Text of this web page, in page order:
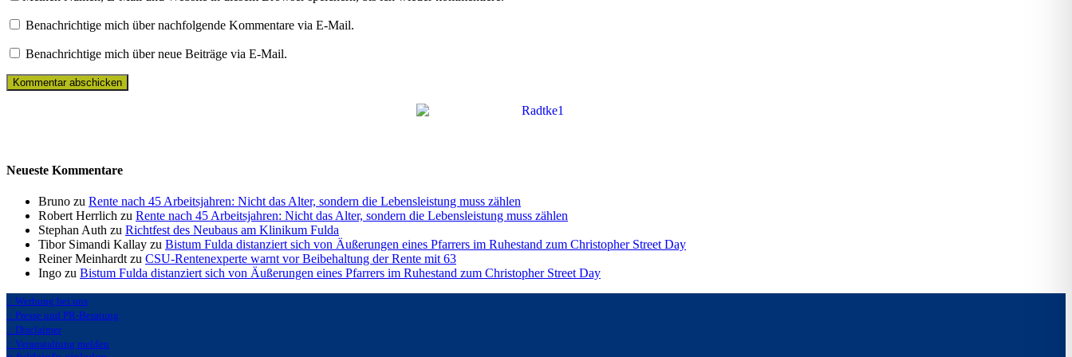
Benachrichtige mich über nachfolgende Kommentare via E-Mail.
Benachrichtige mich über neue Beiträge via E-Mail.
Neueste Kommentare
Bruno zu Rente nach 45 Arbeitsjahren: Nicht das Alter, sondern die Lebensleistung muss zählen
Robert Herrlich zu Rente nach 45 Arbeitsjahren: Nicht das Alter, sondern die Lebensleistung muss zählen
Stephan Auth zu Richtfest des Neubaus am Klinikum Fulda
Tibor Simandi Kallay zu Bistum Fulda distanziert sich von Äußerungen eines Pfarrers im Ruhestand zum Christopher Street Day
Reiner Meinhardt zu CSU-Rentenexperte warnt vor Beibehaltung der Rente mit 63
Ingo zu Bistum Fulda distanziert sich von Äußerungen eines Pfarrers im Ruhestand zum Christopher Street Day
:: Werbung bei uns
:: Presse und PR-Beratung
:: Disclaimer
:: Veranstaltung melden